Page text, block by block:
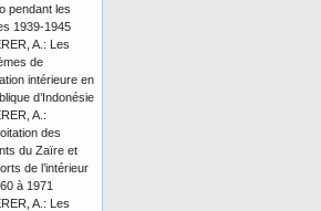
pendant les
1939-1945
A.: Les
de
intérieure en
d’Indonésie
A.:
des
du Zaïre et
de l’intérieur
à 1971
A.: Les